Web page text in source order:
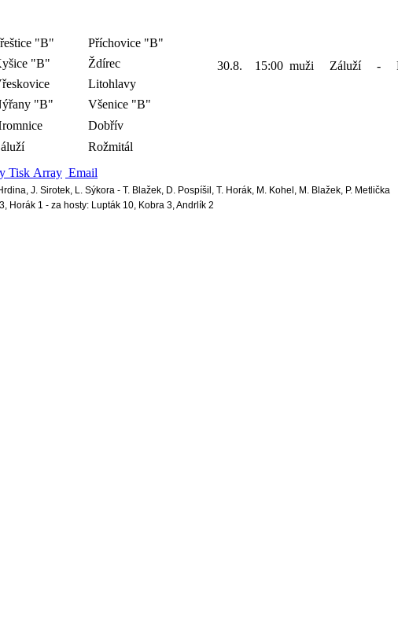
"B"
Příchovice "B"
"B"
Ždírec
Litohlavy
"B"
Všenice "B"
Dobřív
Rožmitál
30.8. 15:00 muži Záluží -
Tisk Array Email
J. Sirotek, L. Sýkora - T. Blažek, D. Pospíšil, T. Horák, M. Kohel, M. Blažek, P. Metlička
Horák 1 - za hosty: Lupták 10, Kobra 3, Andrlík 2